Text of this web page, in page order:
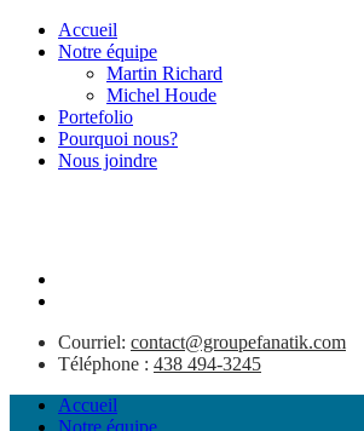
Accueil
Notre équipe
Martin Richard
Michel Houde
Portefolio
Pourquoi nous?
Nous joindre
Courriel: contact@groupefanatik.com
Téléphone : 438 494-3245
Accueil
Notre équipe